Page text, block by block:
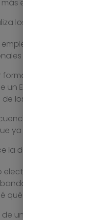
eficaz.
los datos en un
trabajan
consulten,
forma de reducir
un Excel, es utilizar
de los problemas de la
Menos
ya deberían estar
la dependencia del
electrónico puede
correos de
qué factura o un error
de una solución de